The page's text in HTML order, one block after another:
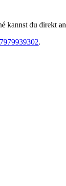
kannst du direkt an
.